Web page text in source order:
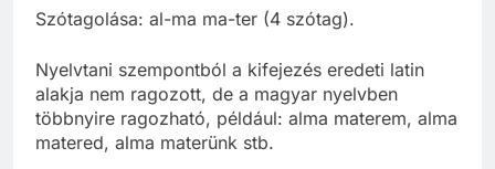
Szótagolása: al-ma ma-ter (4 szótag).
Nyelvtani szempontból a kifejezés eredeti latin
alakja nem ragozott, de a magyar nyelvben
többnyire ragozható, például: alma materem, alma
matered, alma materünk stb.